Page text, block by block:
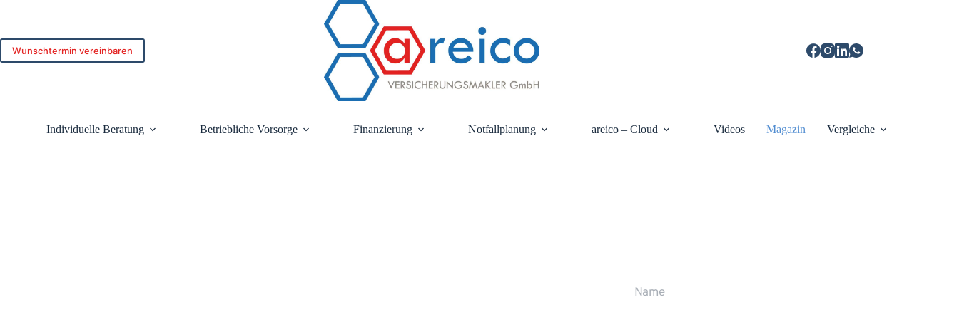
Wunschtermin vereinbaren
Individuelle Beratung Betriebliche Vorsorge Finanzierung Notfallplanung areico – Cloud Videos Magazin Vergleiche